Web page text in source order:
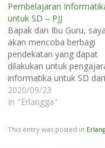
Hindari animasi yang
bersifat kekerasan. Ada
baiknya contoh animasi
Anda unduh terlebih
sebelum
memperlihatkannya
siswa. Beberapa contoh…
Pembelajaran
untuk SD – PJJ
Bapak dan Ibu Guru, saya
akan mencoba berbagi
pendekatan yang dapat
dilakukan untuk
informatika untuk SD dari
Penerbit Erlangga dengan
menyesuaikan situasi saat
menteri, Guru bisa
kompetensi dasar yang
2020/09/23
In "Erlangga"
This entry was posted in